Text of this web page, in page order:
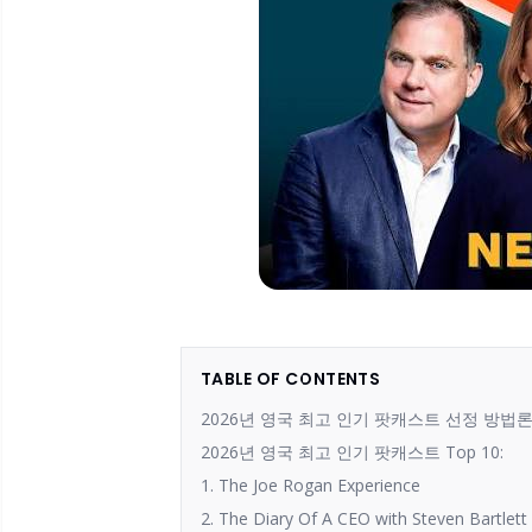
TABLE OF CONTENTS
2026년 영국 최고 인기 팟캐스트 선정 방법론
2026년 영국 최고 인기 팟캐스트 Top 10:
1. The Joe Rogan Experience
2. The Diary Of A CEO with Steven Bartlett